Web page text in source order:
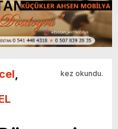
kez okundu.